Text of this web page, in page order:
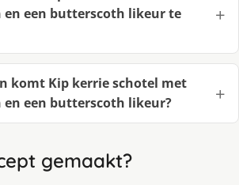
en een butterscoth likeur te
komt Kip kerrie schotel met
en een butterscoth likeur?
gemaakt?